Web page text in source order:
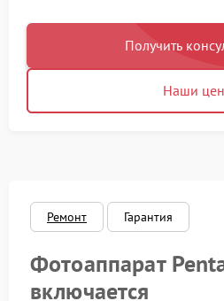
Получить
Наши
Ремонт Гарантия
Фотоаппарат
включается